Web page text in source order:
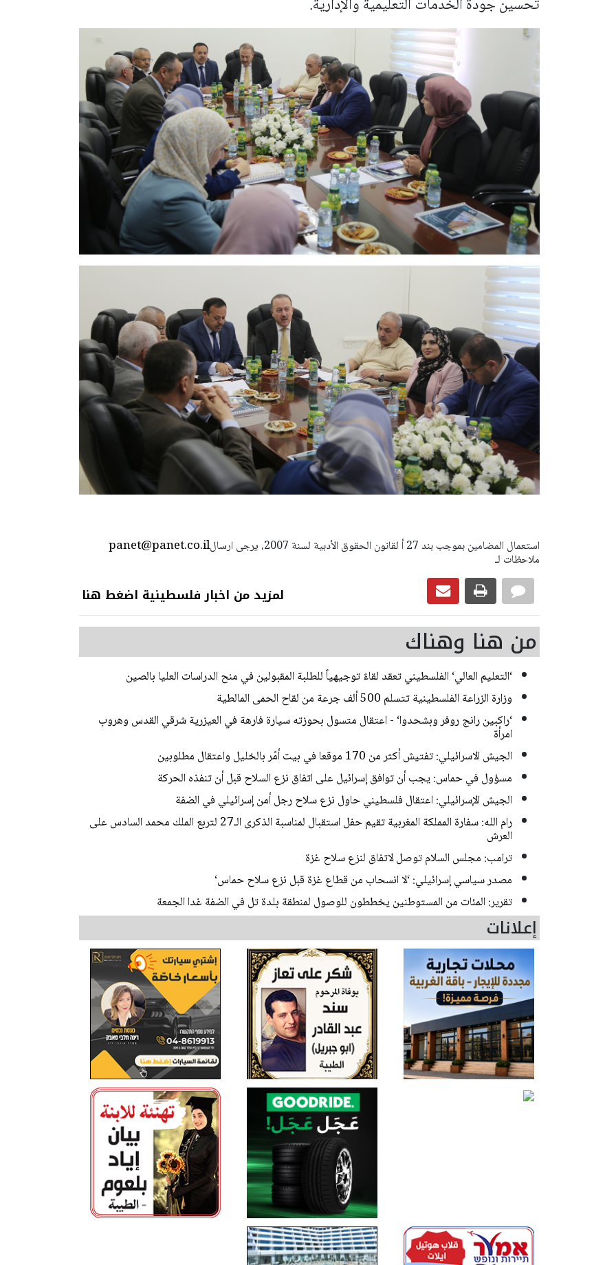
تحسين جودة الخدمات التعليمية والإدارية.
panet@panet.co.ilاستعمال المضامين بموجب بند 27 أ لقانون الحقوق الأدبية لسنة 2007، يرجى ارسال
ملاحظات لـ
لمزيد من اخبار فلسطينية اضغط هنا
من هنا وهناك
‘التعليم العالي‘ الفلسطيني تعقد لقاءً توجيهياً للطلبة المقبولين في منح الدراسات العليا بالصين
وزارة الزراعة الفلسطينية تتسلم 500 ألف جرعة من لقاح الحمى المالطية
‘راكبين رانج روفر وبشحدوا‘ - اعتقال متسول بحوزته سيارة فارهة في العيزرية شرقي القدس وهروب
امرأة
الجيش الاسرائيلي: تفتيش أكثر من 170 موقعا في بيت أمّر بالخليل واعتقال مطلوبين
مسؤول في حماس: يجب أن توافق إسرائيل على اتفاق نزع السلاح قبل أن تنفذه الحركة
الجيش الإسرائيلي: اعتقال فلسطيني حاول نزع سلاح رجل أمن إسرائيلي في الضفة
رام الله: سفارة المملكة المغربية تقيم حفل استقبال لمناسبة الذكرى الـ27 لتربع الملك محمد السادس على
العرش
ترامب: مجلس السلام توصل لاتفاق لنزع سلاح غزة
مصدر سياسي إسرائيلي: ‘لا انسحاب من قطاع غزة قبل نزع سلاح حماس‘
تقرير: المئات من المستوطنين يخططون للوصول لمنطقة بلدة تل في الضفة غدا الجمعة
إعلانات